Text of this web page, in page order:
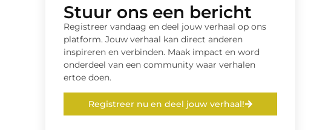
Stuur ons een bericht
Registreer vandaag en deel jouw verhaal op ons
platform. Jouw verhaal kan direct anderen
inspireren en verbinden. Maak impact en word
onderdeel van een community waar verhalen
ertoe doen.
Registreer nu en deel jouw verhaal!